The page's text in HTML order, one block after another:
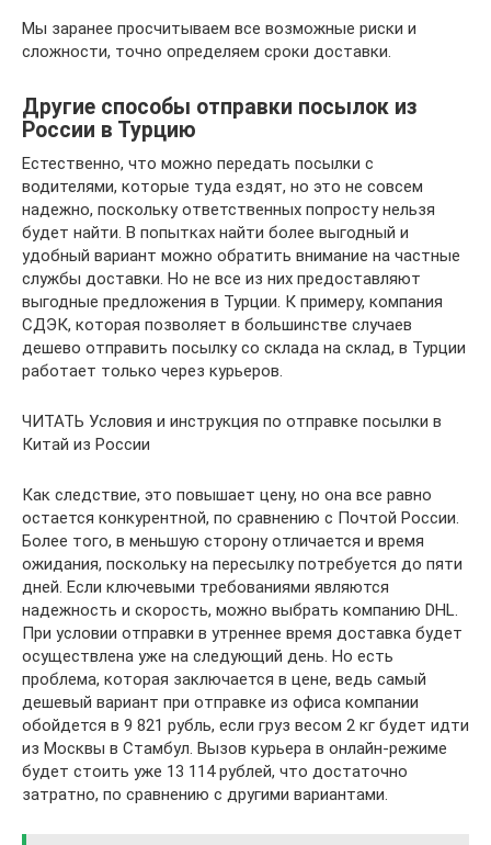
Мы заранее просчитываем все возможные риски и
сложности, точно определяем сроки доставки.
Другие способы отправки посылок из
России в Турцию
Естественно, что можно передать посылки с
водителями, которые туда ездят, но это не совсем
надежно, поскольку ответственных попросту нельзя
будет найти. В попытках найти более выгодный и
удобный вариант можно обратить внимание на частные
службы доставки. Но не все из них предоставляют
выгодные предложения в Турции. К примеру, компания
СДЭК, которая позволяет в большинстве случаев
дешево отправить посылку со склада на склад, в Турции
работает только через курьеров.
ЧИТАТЬ Условия и инструкция по отправке посылки в
Китай из России
Как следствие, это повышает цену, но она все равно
остается конкурентной, по сравнению с Почтой России.
Более того, в меньшую сторону отличается и время
ожидания, поскольку на пересылку потребуется до пяти
дней. Если ключевыми требованиями являются
надежность и скорость, можно выбрать компанию DHL.
При условии отправки в утреннее время доставка будет
осуществлена уже на следующий день. Но есть
проблема, которая заключается в цене, ведь самый
дешевый вариант при отправке из офиса компании
обойдется в 9 821 рубль, если груз весом 2 кг будет идти
из Москвы в Стамбул. Вызов курьера в онлайн-режиме
будет стоить уже 13 114 рублей, что достаточно
затратно, по сравнению с другими вариантами.